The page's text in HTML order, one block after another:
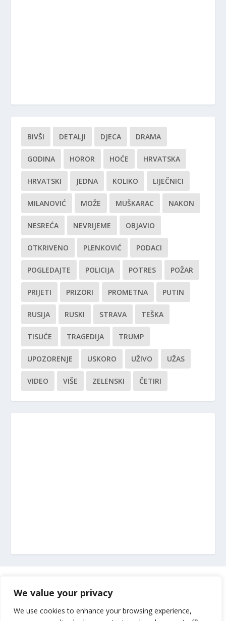
We value your privacy
We use cookies to enhance your browsing experience,
BIVŠI DETALJI DJECA DRAMA
GODINA HOROR HOĆE HRVATSKA
HRVATSKI JEDNA KOLIKO LIJEČNICI
MILANOVIĆ MOŽE MUŠKARAC NAKON
NESREĆA NEVRIJEME OBJAVIO
OTKRIVENO PLENKOVIĆ PODACI
POGLEDAJTE POLICIJA POTRES POŽAR
PRIJETI PRIZORI PROMETNA PUTIN
RUSIJA RUSKI STRAVA TEŠKA
TISUĆE TRAGEDIJA TRUMP
UPOZORENJE USKORO UŽIVO UŽAS
VIDEO VIŠE ZELENSKI ČETIRI
Impressum